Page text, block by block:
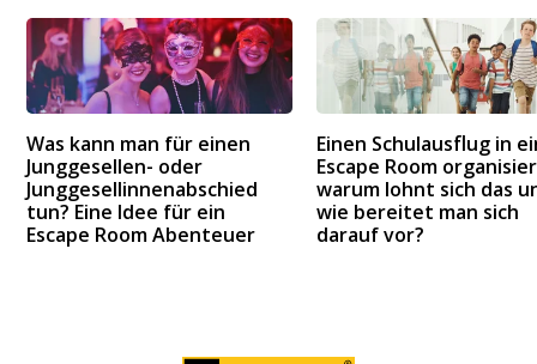
Was kann man für einen
Junggesellen- oder
Junggesellinnenabschied
tun? Eine Idee für ein
Escape Room Abenteuer
Einen Schulausflug in
Escape Room
warum lohnt sich das
wie bereitet man sich
darauf vor?